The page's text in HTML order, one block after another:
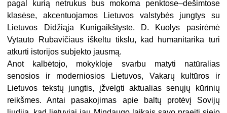
pagal kurią netrukus bus mokoma penktose–dešimtose
klasėse, akcentuojamos Lietuvos valstybės jungtys su
Lietuvos Didžiąja Kunigaikštyste. D. Kuolys pasirėmė
Vytauto Rubavičiaus iškeltu tikslu, kad humanitarika turi
atkurti istorijos subjekto jausmą.
Anot kalbėtojo, mokykloje svarbu matyti natūralias
senosios ir moderniosios Lietuvos, Vakarų kultūros ir
Lietuvos tekstų jungtis, įžvelgti aktualias senųjų kūrinių
reikšmes. Antai pasakojimas apie baltų protėvį Sovijų